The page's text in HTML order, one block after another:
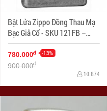
Bật Lửa Zippo Đồng Thau Mạ
Bạc Giả Cổ - SKU 121FB –
Zippo Antique Silver Plate
780.000đ -13%
900.000đ
10.874